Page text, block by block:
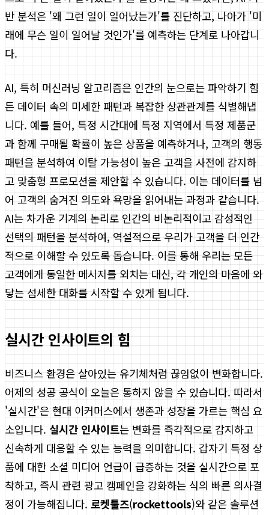
반 분석은 '왜 그런 일이 일어났는가'를 진단하고, 나아가 '미
래에 무슨 일이 일어날 것인가'를 예측하는 단계로 나아갑니
다.
AI, 특히 머신러닝 알고리즘은 인간의 눈으로는 파악하기 힘
든 데이터 속의 미세한 패턴과 복잡한 상관관계를 식별해냅
니다. 예를 들어, 특정 시간대에 특정 지역에서 특정 제품군
과 함께 구매될 확률이 높은 상품을 예측하거나, 고객의 행동
패턴을 분석하여 이탈 가능성이 높은 고객을 사전에 감지하
고 맞춤형 프로모션을 제안할 수 있습니다. 이는 데이터를 넘
어 고객의 숨겨진 의도와 욕망을 읽어내는 과정과 같습니다.
AI는 차가운 기계의 논리로 인간의 비논리적이고 감성적인
선택의 패턴을 분석하여, 역설적으로 우리가 고객을 더 인간
적으로 이해할 수 있도록 돕습니다. 이를 통해 우리는 모든
고객에게 동일한 메시지를 외치는 대신, 각 개인의 마음에 와
닿는 섬세한 대화를 시작할 수 있게 됩니다.
실시간 인사이트의 힘
비즈니스 환경은 살아있는 유기체처럼 끊임없이 변화합니다.
어제의 성공 공식이 오늘은 통하지 않을 수 있습니다. 따라서
'실시간'은 현대 이커머스에서 생존과 성장을 가르는 핵심 요
소입니다. 실시간 인사이트는 변화를 즉각적으로 감지하고
신속하게 대응할 수 있는 능력을 의미합니다. 갑자기 특정 상
품에 대한 소셜 미디어 언급이 급증하는 것을 실시간으로 포
착하고, 즉시 관련 광고 캠페인을 강화하는 식의 빠른 의사결
정이 가능해집니다. 로켓툴즈(rockettools)와 같은 솔루션